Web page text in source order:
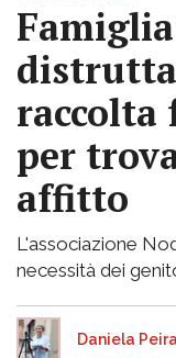
raccolta
per
affitto
L'associazione
necessità dei
Daniela Peira